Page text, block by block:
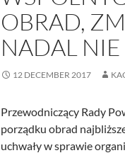
OBRAD,
NADAL NIE
12 DECEMBER 2017
Przewodniczący Rady
porządku obrad
uchwały w sprawie